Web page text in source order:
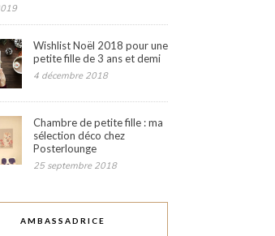
Wishlist Noël 2018 pour une
petite fille de 3 ans et demi
4 décembre 2018
Chambre de petite fille : ma
sélection déco chez
Posterlounge
25 septembre 2018
AMBASSADRICE